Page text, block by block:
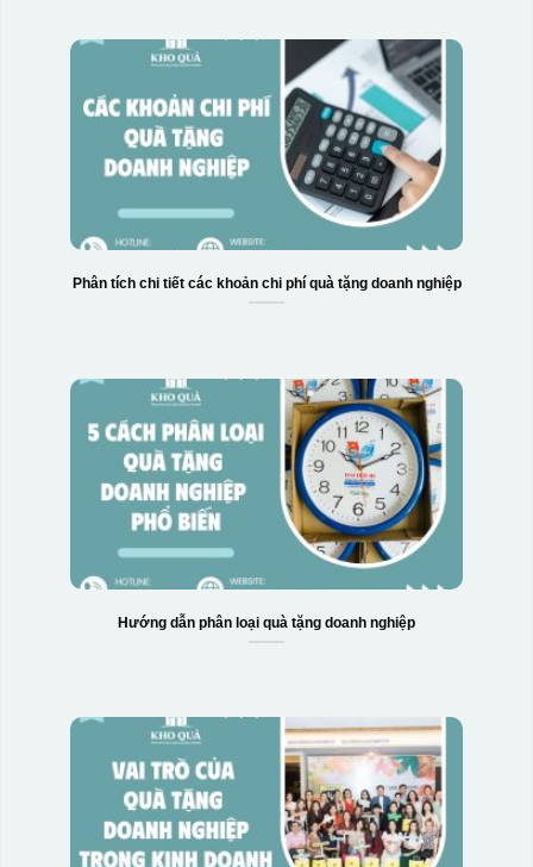
Phân tích chi tiết các khoản chi phí quà tặng doanh nghiệp
Hướng dẫn phân loại quà tặng doanh nghiệp